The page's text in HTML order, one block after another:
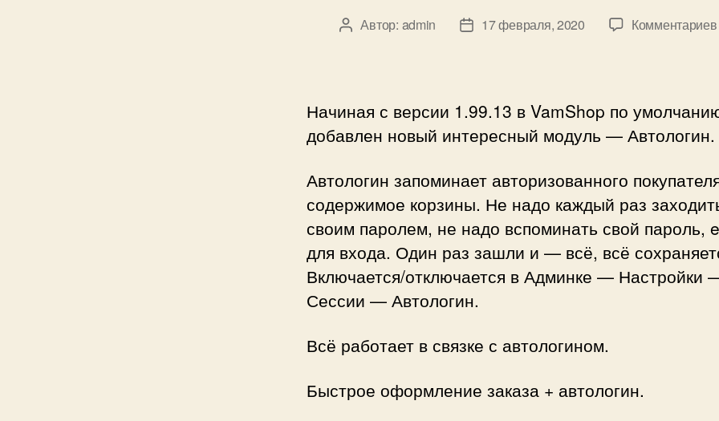
Автор
Автор: admin
Дата17 февраля, 2020 Комментариев
Начиная с версии 1.99.13 в VamShop по
добавлен новый интересный модуль — Автологин.
Автологин запоминает авторизованного
содержимое корзины. Не надо каждый раз
своим паролем, не надо вспоминать свой пароль,
для входа. Один раз зашли и — всё, всё
Включается/отключается в Админке — Настройки
Сессии — Автологин.
Всё работает в связке с автологином.
Быстрое оформление заказа + автологин.